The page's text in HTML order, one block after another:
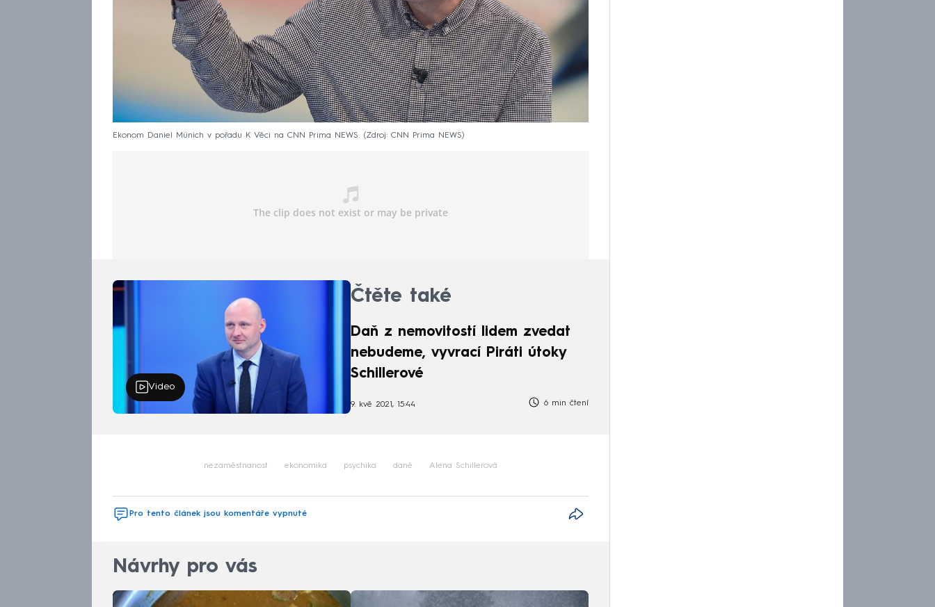
Ekonom Daniel Münich v pořadu K Věci na CNN Prima NEWS. Zdroj: CNN Prima NEWS
Video
Čtěte také
Daň z nemovitostí lidem zvedat
nebudeme, vyvrací Piráti útoky
Schillerové
9. kvě 2021, 15:44 6 min čtení
nezaměstnanost ekonomika psychika daně Alena Schillerová
Pro tento článek jsou komentáře vypnuté
Návrhy pro vás